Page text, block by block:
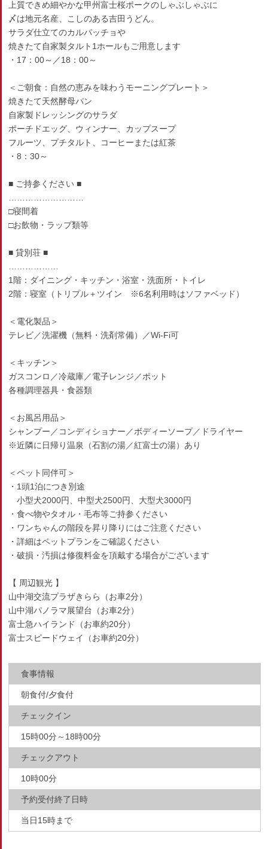
上質できめ細やかな甲州富士桜ポークのしゃぶしゃぶに
〆は地元名産、こしのある吉田うどん。
サラダ仕立てのカルパッチョや
焼きたて自家製タルト1ホールもご用意します
・17：00～／18：00～
＜ご朝食：自然の恵みを味わうモーニングプレート＞
焼きたて天然酵母パン
自家製ドレッシングのサラダ
ポーチドエッグ、ウィンナー、カップスープ
フルーツ、プチタルト、コーヒーまたは紅茶
・8：30～
■ ご持参ください ■
□寝間着
□お飲物・ラップ類等
■ 貸別荘 ■
1階：ダイニング・キッチン・浴室・洗面所・トイレ
2階：寝室（トリプル＋ツイン ※6名利用時はソファベッド）
＜電化製品＞
テレビ／洗濯機（無料・洗剤常備）／Wi-Fi可
＜キッチン＞
ガスコンロ／冷蔵庫／電子レンジ／ポット
各種調理器具・食器類
＜お風呂用品＞
シャンプー／コンディショナー／ボディーソープ／ドライヤー
※近隣に日帰り温泉（石割の湯／紅富士の湯）あり
＜ペット同伴可＞
・1頭1泊につき別途
小型犬2000円、中型犬2500円、大型犬3000円
・食べ物やタオル・毛布等ご持参ください
・ワンちゃんの階段を昇り降りにはご注意ください
・詳細はペットプランをご確認ください
・破損・汚損は修復料金を頂戴する場合がございます
【 周辺観光 】
山中湖交流プラザきらら（お車2分）
山中湖パノラマ展望台（お車2分）
富士急ハイランド（お車約20分）
富士スピードウェイ（お車約20分）
食事情報
朝食付/夕食付
チェックイン
15時00分～18時00分
チェックアウト
10時00分
予約受付終了日時
当日15時まで